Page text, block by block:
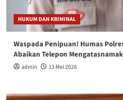
HUKUM DAN KRIMINAL
Waspada Penipuan! Humas
Abaikan Telepon
admin 13 Mei 2026